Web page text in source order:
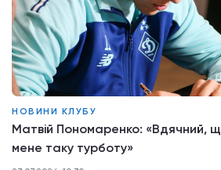
НОВИНИ КЛУБУ
Матвій Пономаренко: «Вдячний,
мене таку турботу»